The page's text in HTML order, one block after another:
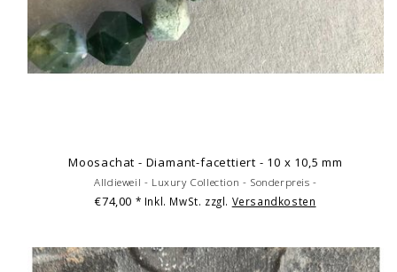
Moosachat - Diamant-facettiert - 10 x 10,5 mm
Alldieweil - Luxury Collection - Sonderpreis -
€74,00 * Inkl. MwSt. zzgl. Versandkosten